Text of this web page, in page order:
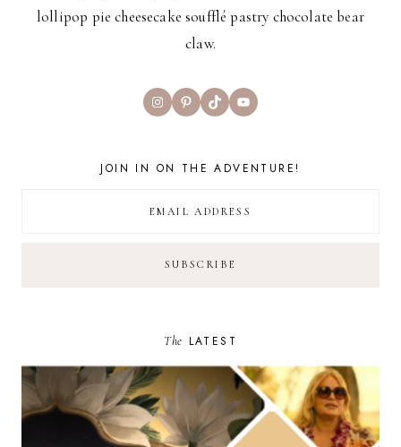
lollipop pie cheesecake soufflé pastry chocolate bear
claw.
InstagramPinterest
TikTokYouTube
JOIN IN ON THE ADVENTURE!
The LATEST